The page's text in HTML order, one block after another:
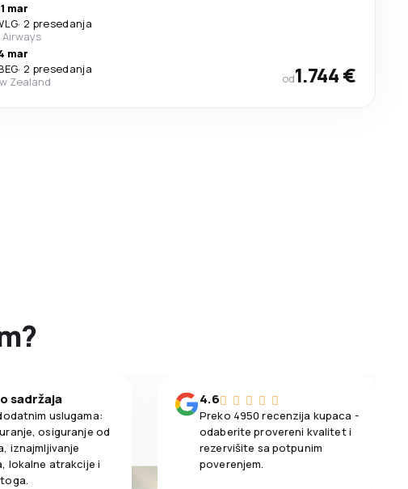
mar
· 2 presedanja
mar
· 2 presedanja
Zealand
od1.744 €
sadržaja
uslugama:
osiguranje od
iznajmljivanje
lokalne atrakcije i
4.6
Preko 4950 recenzija kupaca -
odaberite provereni kvalitet i
rezervišite sa potpunim
poverenjem.